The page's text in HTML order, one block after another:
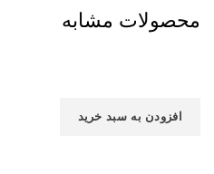
محصولات مشابه
افزودن به سبد خرید